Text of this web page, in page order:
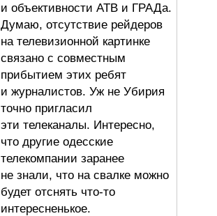
и объективности АТВ и ГРАДа.
Думаю, отсутствие рейдеров
на телевизионной картинке
связано с совместным
прибытием этих ребят
и журналистов. Уж не Убирия
точно пригласил
эти телеканалы. Интересно,
что другие одесские
телекомпании заранее
не знали, что на свалке можно
будет отснять что-то
интересненькое.